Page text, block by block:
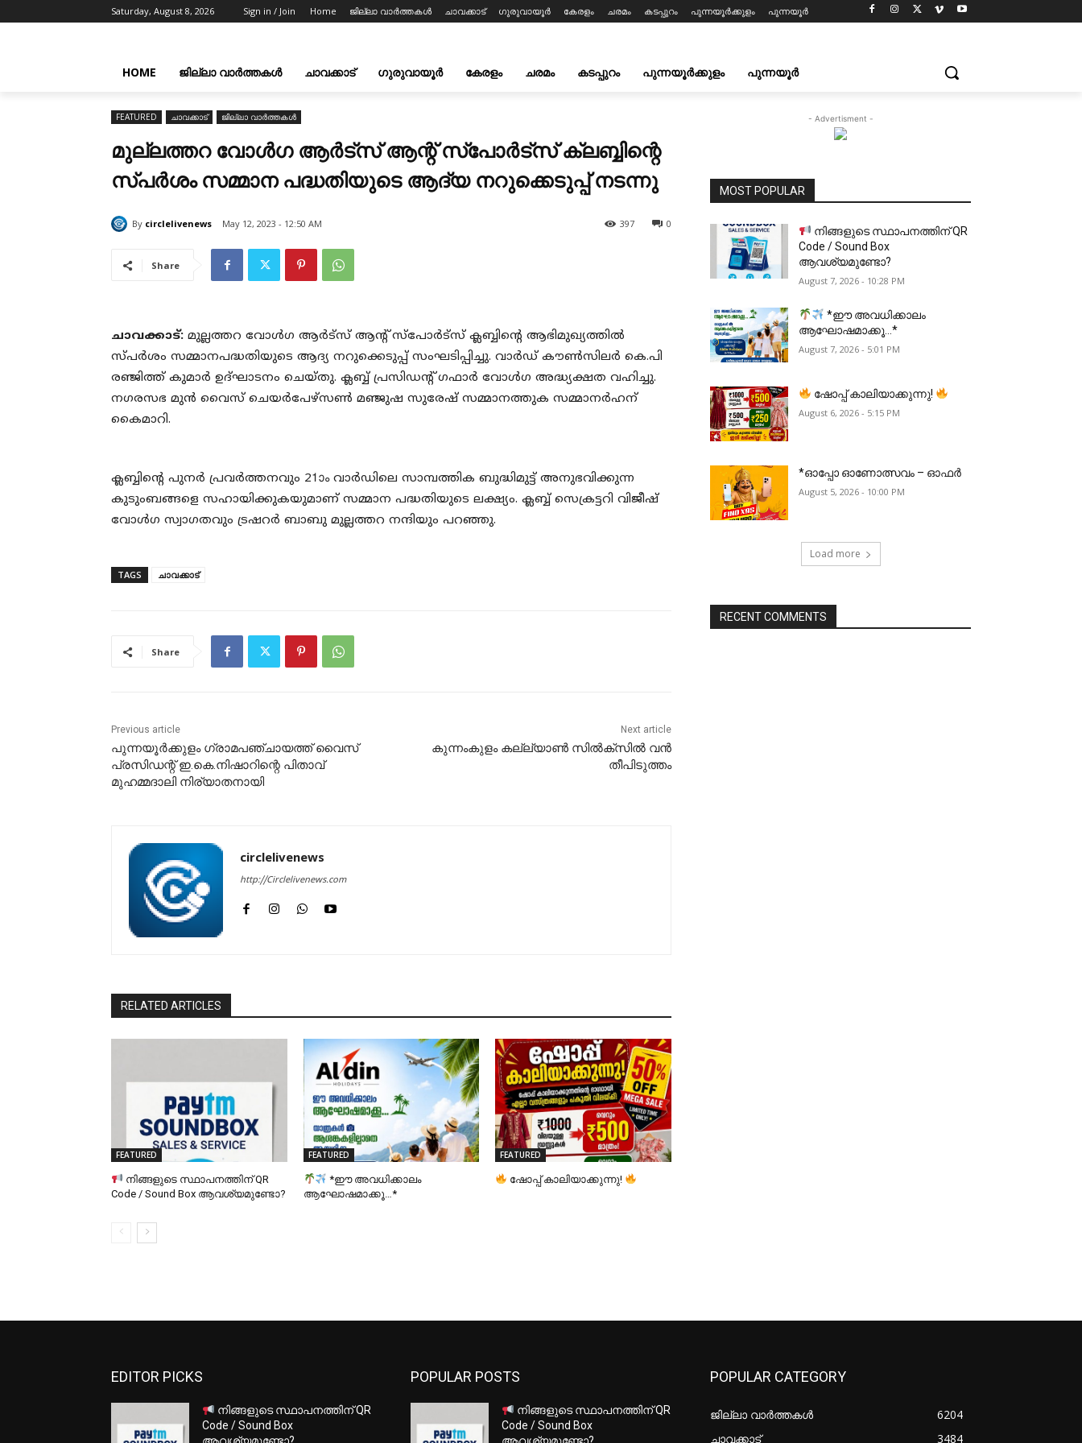
Saturday, August 8, 2026 Sign in / Join Home ജില്ലാ വാർത്തകൾ ചാവക്കാട് ഗുരുവായൂർ കേരളം ചരമം കടപ്പുറം പുന്നയൂർക്കുളം പുന്നയൂർ
HOME ജില്ലാ വാർത്തകൾ ചാവക്കാട് ഗുരുവായൂർ കേരളം ചരമം കടപ്പുറം പുന്നയൂർക്കുളം പുന്നയൂർ
FEATURED ചാവക്കാട് ജില്ലാ വാർത്തകൾ
മുല്ലത്തറ വോൾഗ ആർട്സ് ആന്റ് സ്പോർട്സ് ക്ലബ്ബിന്റെ
സ്പർശം സമ്മാന പദ്ധതിയുടെ ആദ്യ നറുക്കെടുപ്പ് നടന്നു
By circlelivenews May 12, 2023 - 12:50 AM 0
397
Share
ചാവക്കാട്: മുല്ലത്തറ വോൾഗ ആർട്സ് ആന്റ് സ്പോർട്സ് ക്ലബ്ബിന്റെ ആഭിമുഖ്യത്തിൽ
സ്പർശം സമ്മാനപദ്ധതിയുടെ ആദ്യ നറുക്കെടുപ്പ് സംഘടിപ്പിച്ചു. വാർഡ് കൗൺസിലർ കെ.പി
രഞ്ജിത്ത് കുമാർ ഉദ്ഘാടനം ചെയ്തു. ക്ലബ്ബ് പ്രസിഡന്റ് ഗഫാർ വോൾഗ അദ്ധ്യക്ഷത വഹിച്ചു.
നഗരസഭ മുൻ വൈസ് ചെയർപേഴ്സൺ മഞ്ജുഷ സുരേഷ് സമ്മാനത്തുക സമ്മാനർഹന്
കൈമാറി.
ക്ലബ്ബിന്റെ പുനർ പ്രവർത്തനവും 21ാം വാർഡിലെ സാമ്പത്തിക ബുദ്ധിമുട്ട് അനുഭവിക്കുന്ന
കുടുംബങ്ങളെ സഹായിക്കുകയുമാണ് സമ്മാന പദ്ധതിയുടെ ലക്ഷ്യം. ക്ലബ്ബ് സെക്രട്ടറി വിജീഷ്
വോൾഗ സ്വാഗതവും ട്രഷറർ ബാബു മുല്ലത്തറ നന്ദിയും പറഞ്ഞു.
TAGS ചാവക്കാട്
Share
Previous article
പുന്നയൂർക്കുളം ഗ്രാമപഞ്ചായത്ത് വൈസ്
പ്രസിഡന്റ് ഇ.കെ.നിഷാറിന്റെ പിതാവ്
മുഹമ്മദാലി നിര്യാതനായി
Next article
കുന്നംകുളം കല്ല്യാൺ സിൽക്സിൽ വൻ
തീപിടുത്തം
circlelivenews
http://Circlelivenews.com
RELATED ARTICLES
FEATURED
നിങ്ങളുടെ സ്ഥാപനത്തിന് QR
Code / Sound Box ആവശ്യമുണ്ടോ?
FEATURED
*ഈ അവധിക്കാലം
ആഘോഷമാക്കൂ…*
FEATURED
ഷോപ്പ് കാലിയാക്കുന്നു!
- Advertisment -
MOST POPULAR
നിങ്ങളുടെ സ്ഥാപനത്തിന് QR
Code / Sound Box
ആവശ്യമുണ്ടോ?
August 7, 2026 - 10:28 PM
*ഈ അവധിക്കാലം
ആഘോഷമാക്കൂ…*
August 7, 2026 - 5:01 PM
ഷോപ്പ് കാലിയാക്കുന്നു!
August 6, 2026 - 5:15 PM
*ഓപ്പോ ഓണോത്സവം – ഓഫർ
August 5, 2026 - 10:00 PM
Load more
RECENT COMMENTS
EDITOR PICKS
നിങ്ങളുടെ സ്ഥാപനത്തിന് QR
Code / Sound Box
POPULAR POSTS
നിങ്ങളുടെ സ്ഥാപനത്തിന് QR
Code / Sound Box
POPULAR CATEGORY
ജില്ലാ വാർത്തകൾ
6204
ചാവക്കാട്
3484